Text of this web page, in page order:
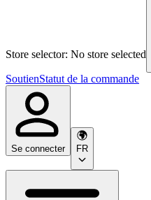
Store selector: No store selected
SoutienStatut de la commande
Se connecter FR